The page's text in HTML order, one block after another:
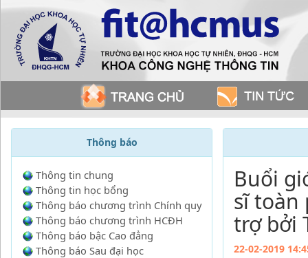
Thông báo
Thông tin chung
Thông tin học bổng
Thông báo chương trình Chính quy
Thông báo chương trình HCĐH
Thông báo bậc Cao đẳng
Thông báo Sau đại học
Buổi
sĩ toàn
trợ bởi
22-02-2019